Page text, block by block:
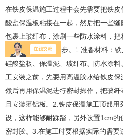
在铁皮保温施工过程中会先需要把铁
酸盐保温板粘接在一起，然后把一些
包裹上玻纤布，涂刷一些防水涂料，
皮保温施工工艺的 步。1.准备材料：
硅酸盐板、保温泥、玻纤布、防水涂
工安装之前，先要用高温胶水给铁皮保
然后再用保温泥进行密封操作，把玻
且安装薄铝板。2.铁皮保温施工顶部
设，这样能够耐踩踏，另外设置1cm
密封胶。3.在施工时要根据实际的需要